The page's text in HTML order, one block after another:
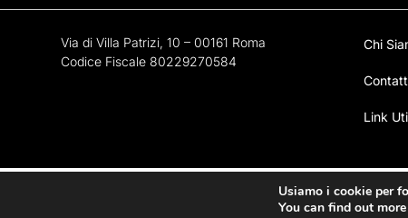
Via di Villa Patrizi, 10 – 00161 Roma
Codice Fiscale 80229270584
Chi
Link
© Copyright ANEC - È vietata la
Usiamo i cookie per
You can find out